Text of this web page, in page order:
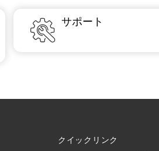
サポート
クイックリンク